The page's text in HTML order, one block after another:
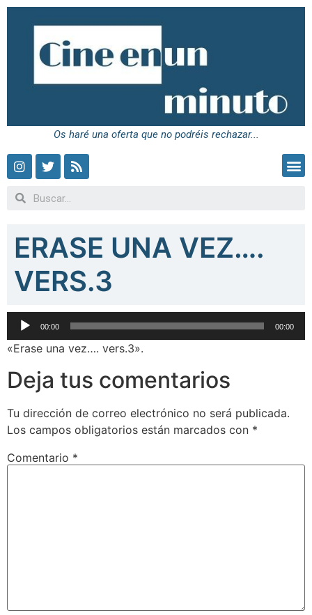
Os haré una oferta que no podréis rechazar...
ERASE UNA VEZ….
VERS.3
Reproductor
de
audio
00:00 00:00
«Erase una vez…. vers.3».
Deja tus comentarios
Tu dirección de correo electrónico no será publicada.
Los campos obligatorios están marcados con *
Comentario *